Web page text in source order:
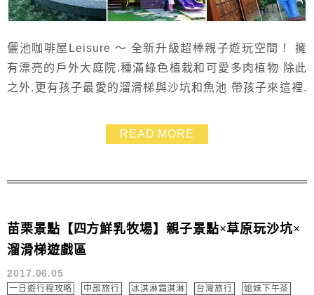
儷池咖啡屋Leisure ～ 全新升級超棒親子遊玩空間！ 擁
有漂亮的戶外大庭院.種滿綠色植栽和可愛多肉植物 除此
之外.更有孩子最愛的溜滑梯與沙坑和魚池 帶孩子來這裡.
家的餐點 不但CP值高而且又很美味哦!
READ MORE
苗栗景點【四方鮮乳牧場】親子景點×草原玩沙坑×
溜滑梯遊戲區
2017.06.05
一日遊行程攻略 中部旅行 冰淇淋霜淇淋 台灣旅行
姐妹下午茶